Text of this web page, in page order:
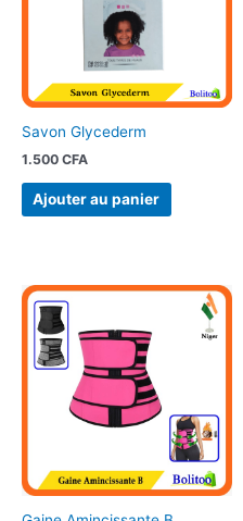
Savon Glycederm
1.500 CFA
Ajouter au panier